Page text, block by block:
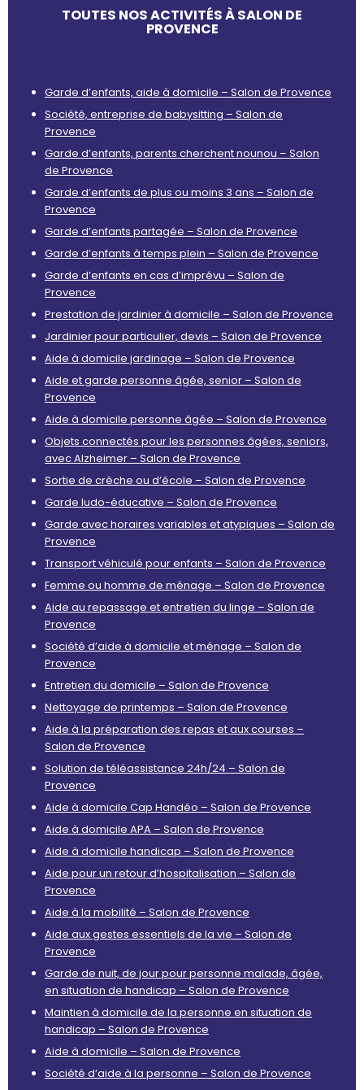
TOUTES NOS ACTIVITÉS À SALON DE
PROVENCE
Garde d’enfants, aide à domicile – Salon de Provence
Société, entreprise de babysitting – Salon de
Provence
Garde d’enfants, parents cherchent nounou – Salon
de Provence
Garde d’enfants de plus ou moins 3 ans – Salon de
Provence
Garde d’enfants partagée – Salon de Provence
Garde d’enfants à temps plein – Salon de Provence
Garde d’enfants en cas d’imprévu – Salon de
Provence
Prestation de jardinier à domicile – Salon de Provence
Jardinier pour particulier, devis – Salon de Provence
Aide à domicile jardinage – Salon de Provence
Aide et garde personne âgée, senior – Salon de
Provence
Aide à domicile personne âgée – Salon de Provence
Objets connectés pour les personnes âgées, seniors,
avec Alzheimer – Salon de Provence
Sortie de crèche ou d’école – Salon de Provence
Garde ludo-éducative – Salon de Provence
Garde avec horaires variables et atypiques – Salon de
Provence
Transport véhiculé pour enfants – Salon de Provence
Femme ou homme de ménage – Salon de Provence
Aide au repassage et entretien du linge – Salon de
Provence
Société d’aide à domicile et ménage – Salon de
Provence
Entretien du domicile – Salon de Provence
Nettoyage de printemps – Salon de Provence
Aide à la préparation des repas et aux courses –
Salon de Provence
Solution de téléassistance 24h/24 – Salon de
Provence
Aide à domicile Cap Handéo – Salon de Provence
Aide à domicile APA – Salon de Provence
Aide à domicile handicap – Salon de Provence
Aide pour un retour d’hospitalisation – Salon de
Provence
Aide à la mobilité – Salon de Provence
Aide aux gestes essentiels de la vie – Salon de
Provence
Garde de nuit, de jour pour personne malade, âgée,
en situation de handicap – Salon de Provence
Maintien à domicile de la personne en situation de
handicap – Salon de Provence
Aide à domicile – Salon de Provence
Société d’aide à la personne – Salon de Provence